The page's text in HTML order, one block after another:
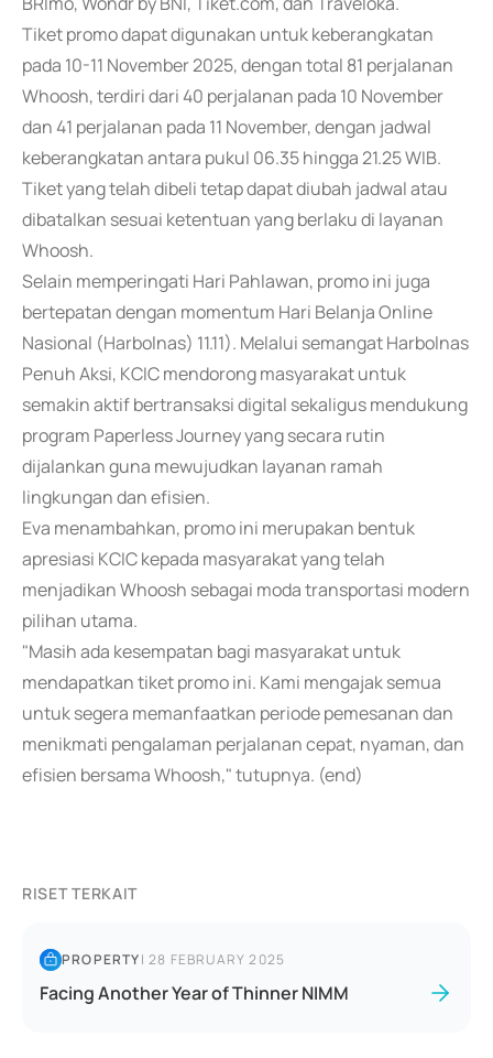
Tiket promo dapat digunakan untuk keberangkatan
pada 10-11 November 2025, dengan total 81 perjalanan
Whoosh, terdiri dari 40 perjalanan pada 10 November
dan 41 perjalanan pada 11 November, dengan jadwal
keberangkatan antara pukul 06.35 hingga 21.25 WIB.
Tiket yang telah dibeli tetap dapat diubah jadwal atau
dibatalkan sesuai ketentuan yang berlaku di layanan
Whoosh.
Selain memperingati Hari Pahlawan, promo ini juga
bertepatan dengan momentum Hari Belanja Online
Nasional (Harbolnas) 11.11). Melalui semangat Harbolnas
Penuh Aksi, KCIC mendorong masyarakat untuk
semakin aktif bertransaksi digital sekaligus mendukung
program Paperless Journey yang secara rutin
dijalankan guna mewujudkan layanan ramah
lingkungan dan efisien.
Eva menambahkan, promo ini merupakan bentuk
apresiasi KCIC kepada masyarakat yang telah
menjadikan Whoosh sebagai moda transportasi modern
pilihan utama.
"Masih ada kesempatan bagi masyarakat untuk
mendapatkan tiket promo ini. Kami mengajak semua
untuk segera memanfaatkan periode pemesanan dan
menikmati pengalaman perjalanan cepat, nyaman, dan
efisien bersama Whoosh," tutupnya. (end)
RISET TERKAIT
PROPERTY|28 FEBRUARY 2025
Facing Another Year of Thinner NIMM